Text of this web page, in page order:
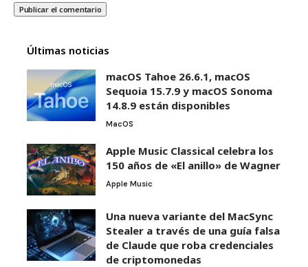
Últimas noticias
macOS Tahoe 26.6.1, macOS
Sequoia 15.7.9 y macOS Sonoma
14.8.9 están disponibles
MacOS
Apple Music Classical celebra los
150 años de «El anillo» de Wagner
Apple Music
Una nueva variante del MacSync
Stealer a través de una guía falsa
de Claude que roba credenciales
de criptomonedas